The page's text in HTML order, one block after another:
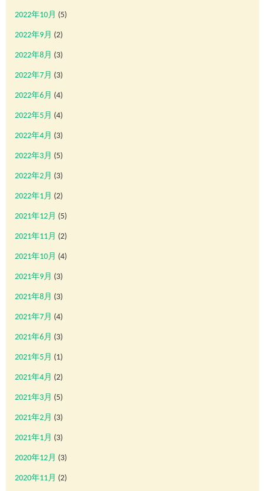
2022年10月 (5)
2022年9月 (2)
2022年8月 (3)
2022年7月 (3)
2022年6月 (4)
2022年5月 (4)
2022年4月 (3)
2022年3月 (5)
2022年2月 (3)
2022年1月 (2)
2021年12月 (5)
2021年11月 (2)
2021年10月 (4)
2021年9月 (3)
2021年8月 (3)
2021年7月 (4)
2021年6月 (3)
2021年5月 (1)
2021年4月 (2)
2021年3月 (5)
2021年2月 (3)
2021年1月 (3)
2020年12月 (3)
2020年11月 (2)